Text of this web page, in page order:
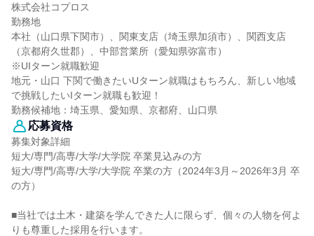
株式会社コプロス
勤務地
本社（山口県下関市）、関東支店（埼玉県加須市）、関西支店
（京都府久世郡）、中部営業所（愛知県弥富市）
※UIターン就職歓迎
地元・山口 下関で働きたいUターン就職はもちろん、新しい地域
で挑戦したいIターン就職も歓迎！
勤務候補地：埼玉県、愛知県、京都府、山口県
応募資格
募集対象詳細
短大/専門/高専/大学/大学院 卒業見込みの方
短大/専門/高専/大学/大学院 卒業の方（2024年3月～2026年3月 卒
の方）
■当社では土木・建築を学んできた人に限らず、個々の人物を何よ
りも尊重した採用を行います。